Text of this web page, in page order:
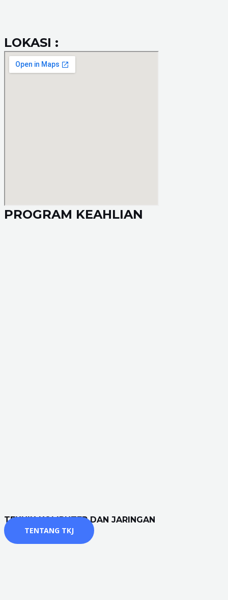
LOKASI :
PROGRAM KEAHLIAN
TEKNIK KOMPUTER DAN JARINGAN
TENTANG TKJ